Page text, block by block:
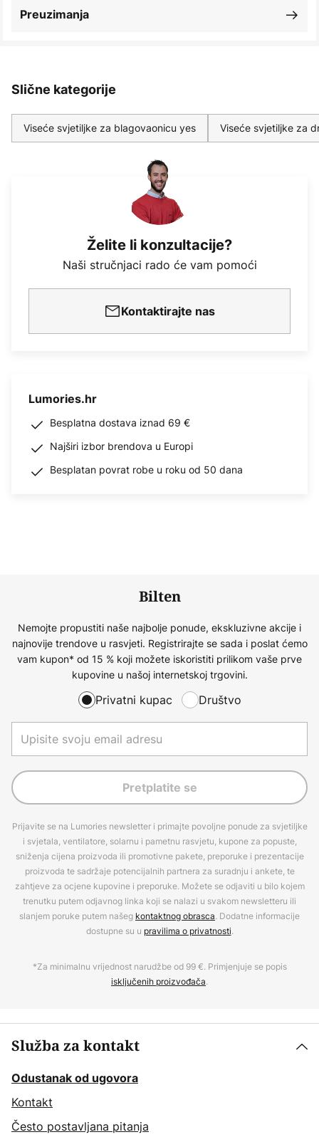
Preuzimanja
Slične kategorije
Viseće svjetiljke za blagovaonicu yes Viseće svjetiljke za
Želite li konzultacije?
Naši stručnjaci rado će vam pomoći
Kontaktirajte nas
Lumories.hr
Besplatna dostava iznad 69 €
Najširi izbor brendova u Europi
Besplatan povrat robe u roku od 50 dana
Bilten
Nemojte propustiti naše najbolje ponude, ekskluzivne akcije i
najnovije trendove u rasvjeti. Registrirajte se sada i poslat ćemo
vam kupon* od 15 % koji možete iskoristiti prilikom vaše prve
kupovine u našoj internetskoj trgovini.
Privatni kupac Društvo
Pretplatite se
Prijavite se na Lumories newsletter i primajte povoljne ponude za svjetiljke
i svjetala, ventilatore, solarnu i pametnu rasvjetu, kupone za popuste,
sniženja cijena proizvoda ili promotivne pakete, preporuke i prezentacije
proizvoda te sadržaje potencijalnih partnera za suradnju i ankete, te
zahtjeve za ocjene kupovine i preporuke. Možete se odjaviti u bilo kojem
trenutku putem odjavnog linka koji se nalazi u svakom newsletteru ili
slanjem poruke putem našeg kontaktnog obrasca. Dodatne informacije
dostupne su u pravilima o privatnosti.
*Za minimalnu vrijednost narudžbe od 99 €. Primjenjuje se popis
isključenih proizvođača.
Služba za kontakt
Odustanak od ugovora
Kontakt
Često postavljana pitanja